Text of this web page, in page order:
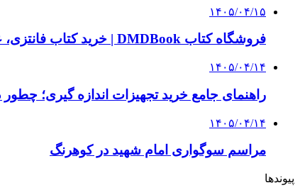
۱۴۰۵/۰۴/۱۵
فروشگاه کتاب DMDBook | خرید کتاب فانتزی، عاشقانه، دارک رومنس و رمان بدون حذفیات
۱۴۰۵/۰۴/۱۴
راهنمای جامع خرید تجهیزات اندازه گیری؛ چطور
۱۴۰۵/۰۴/۱۴
مراسم سوگواری امام شهید در کوهرنگ
پیوندها